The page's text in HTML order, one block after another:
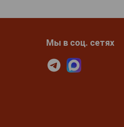
Мы в соц. сетях